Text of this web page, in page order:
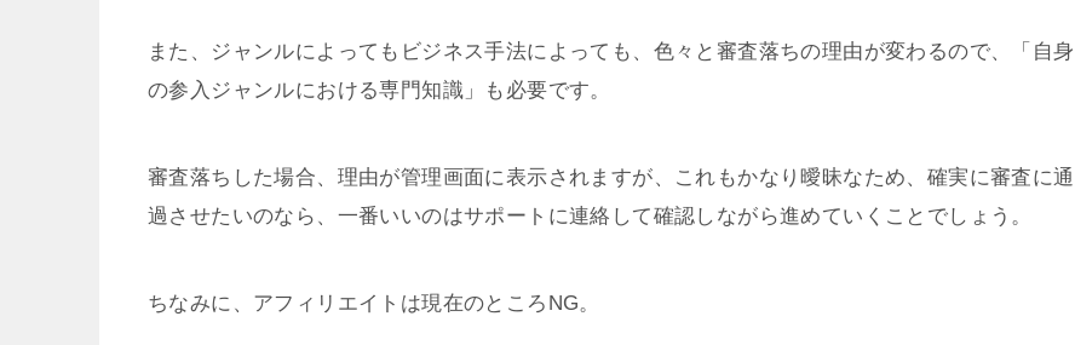
また、ジャンルによってもビジネス手法によっても、色々と審査落ちの理由が変わるので、「自身
の参入ジャンルにおける専門知識」も必要です。
審査落ちした場合、理由が管理画面に表示されますが、これもかなり曖昧なため、確実に審査に通
過させたいのなら、一番いいのはサポートに連絡して確認しながら進めていくことでしょう。
ちなみに、アフィリエイトは現在のところNG。